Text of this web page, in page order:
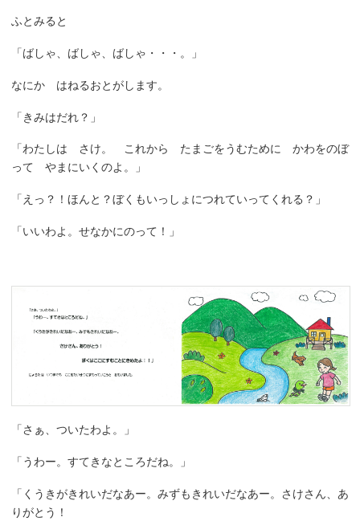
ふとみると
「ばしゃ、ばしゃ、ばしゃ・・・。」
なにか はねるおとがします。
「きみはだれ？」
「わたしは さけ。 これから たまごをうむために かわをのぼ
って やまにいくのよ。」
「えっ？！ほんと？ぼくもいっしょにつれていってくれる？」
「いいわよ。せなかにのって！」
「さぁ、ついたわよ。」
「うわー。すてきなところだね。」
「くうきがきれいだなあー。みずもきれいだなあー。さけさん、あ
りがとう！